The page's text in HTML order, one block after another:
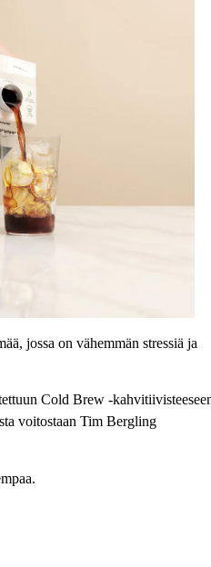
jossa on vähemmän stressiä ja
Cold Brew -
voitostaan Tim Bergling